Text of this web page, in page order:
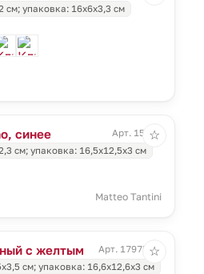
см; упаковка: 16х6х3,3 см
синее
Арт. 15266
см; упаковка: 16,5х12,5х3 см
Matteo Tantini
☆
с желтым
Арт. 17975.38
см; упаковка: 16,6х12,6х3 см
☆